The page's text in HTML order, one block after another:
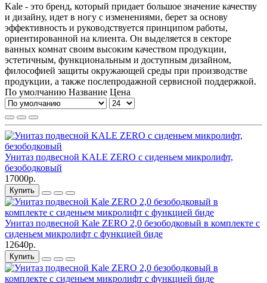
Kale - это бренд, который придает большое значение качеству
и дизайну, идет в ногу с изменениями, берет за основу
эффективность и руководствуется принципом работы,
ориентированной на клиента. Он выделяется в секторе
ванных комнат своим высоким качеством продукции,
эстетичным, функциональным и доступным дизайном,
философией защиты окружающей среды при производстве
продукции, а также послепродажной сервисной поддержкой.
По умолчанию Название Цена
Унитаз подвесной KALE ZERO с сиденьем микролифт,
безободковый
17000р.
Купить
Унитаз подвесной Kale ZERO 2,0 безободковый в комплекте с
сиденьем микролифт с функцией биде
12640р.
Купить